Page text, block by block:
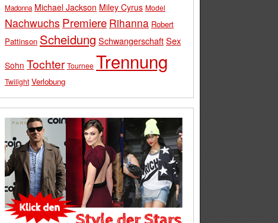
Madonna Michael Jackson Miley Cyrus Model
Nachwuchs Premiere Rihanna Robert
Pattinson Scheidung SchwangerschaftSex
Sohn Tochter Tournee Trennung
Twilight Verlobung